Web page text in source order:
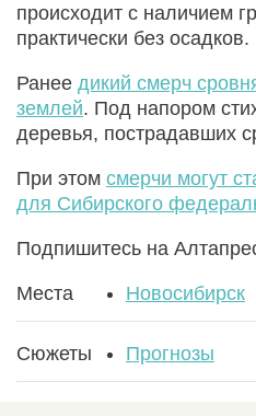
происходит с наличием
практически без осадков.
Ранее дикий смерч
землей. Под напором
деревья, пострадавших
При этом смерчи могут
для Сибирского
Подпишитесь на
Места Новосибирск
Сюжеты Прогнозы